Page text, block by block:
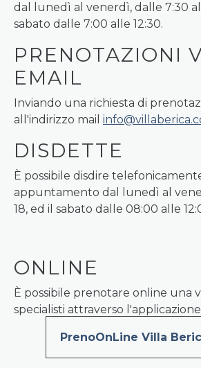
dal lunedì al venerdì, dalle 7:30
sabato dalle 7:00 alle 12:30.
PRENOTAZIONI
EMAIL
Inviando una richiesta di
all'indirizzo mail
DISDETTE
È possibile disdire
appuntamento dal lunedì al
18, ed il sabato dalle 08:00 alle
ONLINE
È possibile prenotare online una
specialisti attraverso
PrenoOnLine Villa